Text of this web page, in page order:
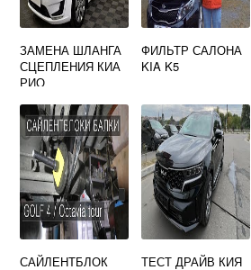
ЗАМЕНА ШЛАНГА
СЦЕПЛЕНИЯ КИА
РИО
ФИЛЬТР САЛОНА
KIA K5
САЙЛЕНТБЛОК
ТЕСТ ДРАЙВ КИЯ